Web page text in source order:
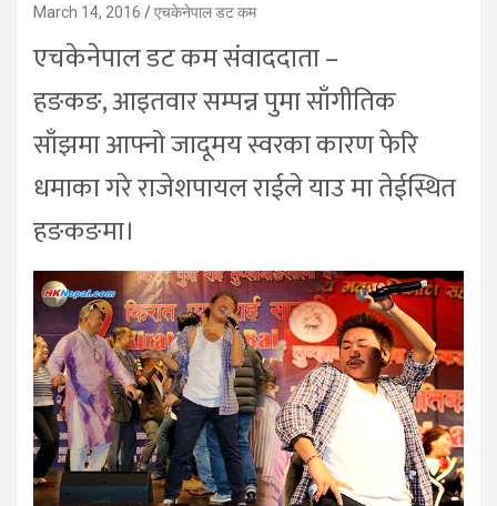
March 14, 2016 एचकेनेपाल डट कम
एचकेनेपाल डट कम संवाददाता –
हङकङ, आइतवार सम्पन्न पुमा साँगीतिक
साँझमा आफ्नो जादूमय स्वरका कारण फेरि
धमाका गरे राजेशपायल राईले याउ मा तेईस्थित
हङकङमा।